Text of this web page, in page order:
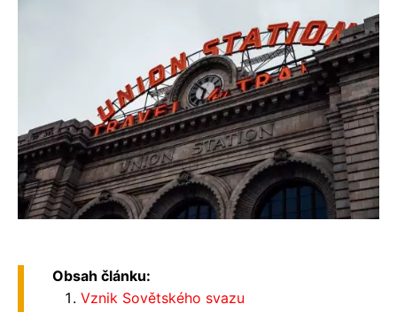
Obsah článku:
Vznik Sovětského svazu